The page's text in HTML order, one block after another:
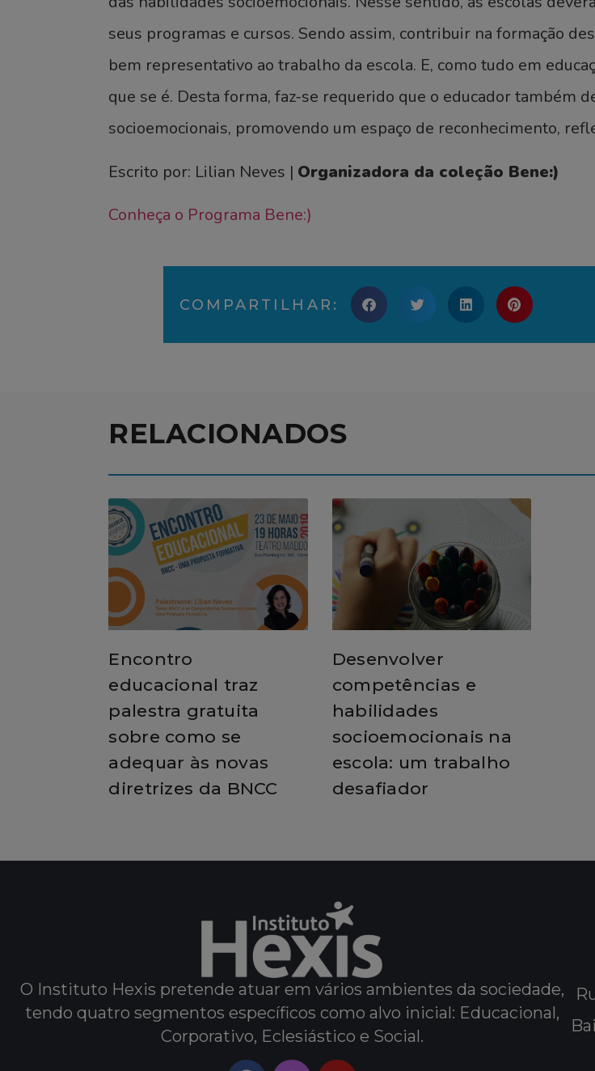
seus programas e cursos. Sendo assim, contribuir na formação
bem representativo ao trabalho da escola. E, como tudo em
que se é. Desta forma, faz-se requerido que o educador também
socioemocionais, promovendo um espaço de reconhecimento,
Escrito por: Lilian Neves | Organizadora da coleção Bene:)
Conheça o Programa Bene:)
COMPARTILHAR:
RELACIONADOS
Encontro
educacional traz
palestra gratuita
sobre como se
adequar às novas
diretrizes da BNCC
Desenvolver
competências e
habilidades
socioemocionais na
escola: um trabalho
desafiador
O Instituto Hexis pretende atuar em vários ambientes da sociedade,
tendo quatro segmentos específicos como alvo inicial: Educacional,
Corporativo, Eclesiástico e Social.